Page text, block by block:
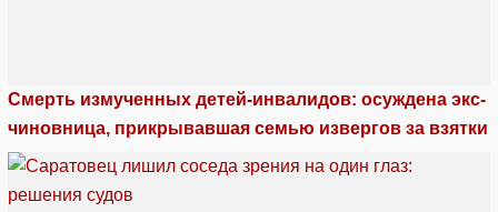
Смерть измученных детей-инвалидов: осуждена экс-
чиновница, прикрывавшая семью извергов за взятки